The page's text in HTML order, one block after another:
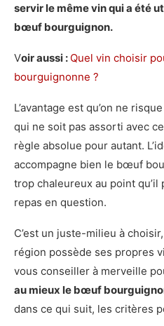
servir le même vin qui a été
bœuf bourguignon.
Voir aussi : Quel vin choisir
bourguignonne ?
L’avantage est qu’on ne
qui ne soit pas assorti avec
règle absolue pour autant.
accompagne bien le bœuf
trop chaleureux au point
repas en question.
C’est un juste-milieu à
région possède ses propres
vous conseiller à merveille
au mieux le bœuf
dans ce qui suit, les critères